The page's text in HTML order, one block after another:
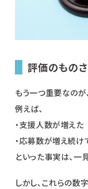
評価のもの
もう一つ重要なのが
例えば、
・支援人数が増えた
・応募数が増え続け
といった事実は、一
しかし、これらの数